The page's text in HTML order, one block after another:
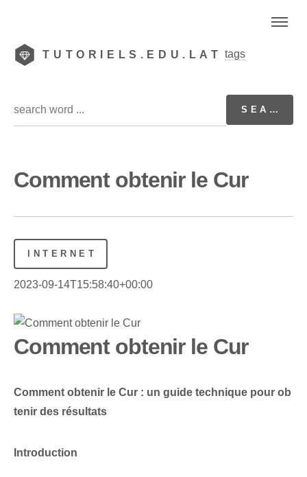
TUTORIELS.EDU.LAT tags
Comment obtenir le Cur
INTERNET
2023-09-14T15:58:40+00:00
Comment obtenir le Cur
Comment obtenir le Cur : un guide technique pour ob
tenir des résultats
Introduction